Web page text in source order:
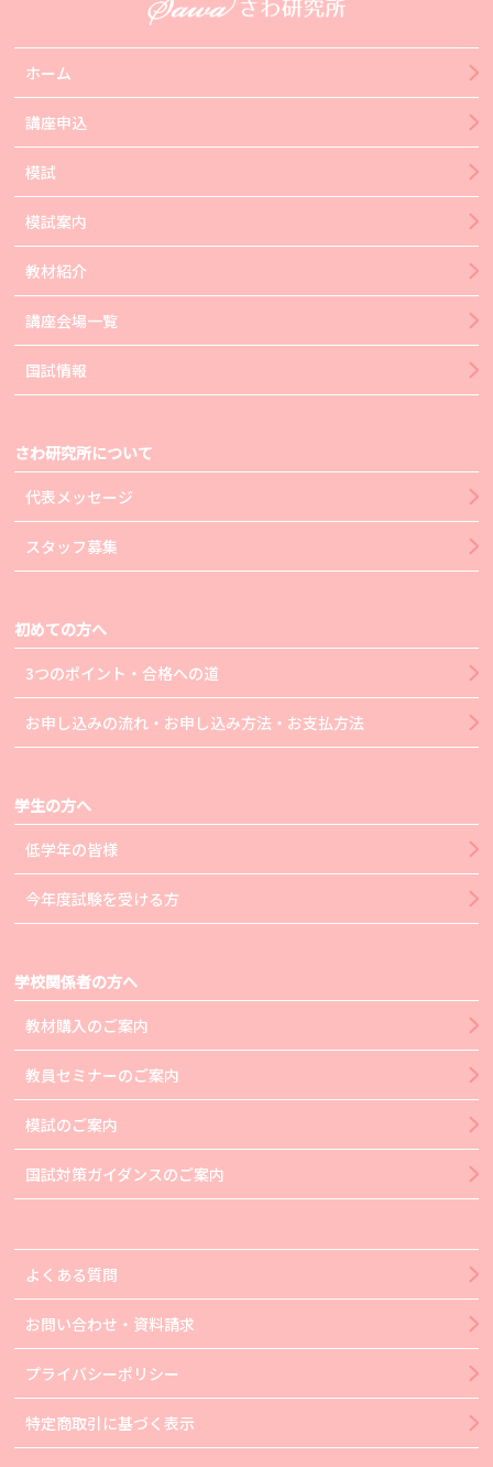
ホーム
講座申込
模試
模試案内
教材紹介
講座会場一覧
国試情報
さわ研究所について
代表メッセージ
スタッフ募集
初めての方へ
3つのポイント・合格への道
お申し込みの流れ・お申し込み方法・お支払方法
学生の方へ
低学年の皆様
今年度試験を受ける方
学校関係者の方へ
教材購入のご案内
教員セミナーのご案内
模試のご案内
国試対策ガイダンスのご案内
よくある質問
お問い合わせ・資料請求
プライバシーポリシー
特定商取引に基づく表示